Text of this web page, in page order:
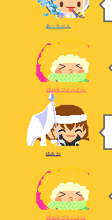
あっちゃん
ほmラブぐへぐへ
ゆみお
ほmラブぐへぐへ